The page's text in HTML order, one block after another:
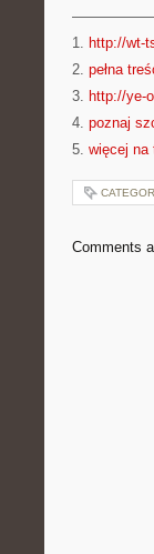
1. http://wt-
2. pełna
3. http://ye-
4. poznaj
5. więcej na
Comments